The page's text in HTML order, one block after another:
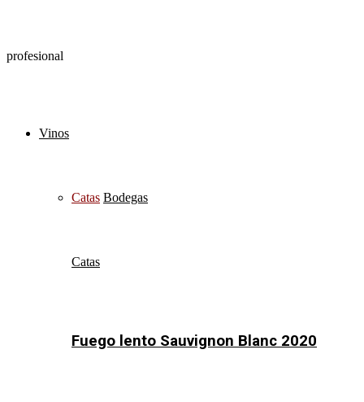
profesional
Vinos
Catas Bodegas
Catas
Fuego lento Sauvignon Blanc 2020